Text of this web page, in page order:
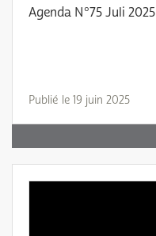
Agenda N°75 Juli 2025
Publié le 19 juin 2025